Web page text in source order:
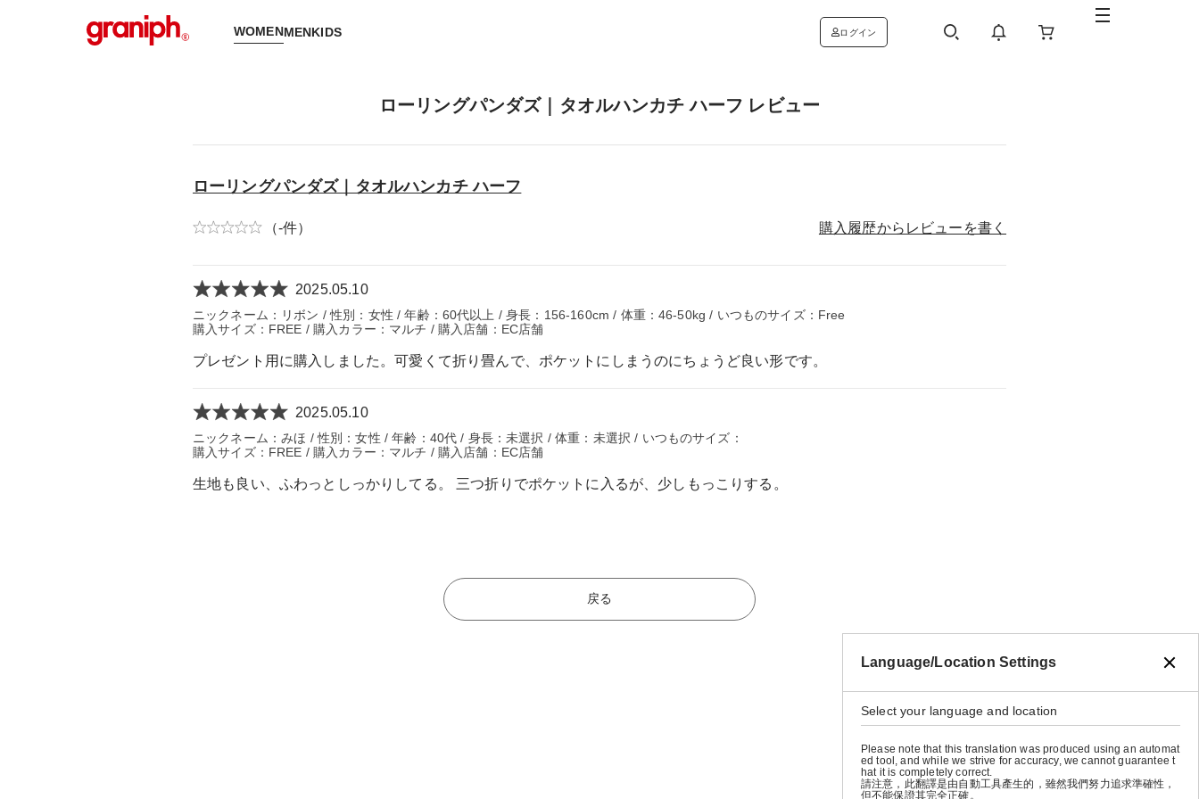
WOMENMENKIDS ログイン
ローリングパンダズ｜タオルハンカチ ハーフ レビュー
ローリングパンダズ｜タオルハンカチ ハーフ
（-件） 購入履歴からレビューを書く
2025.05.10
ニックネーム：リボン / 性別：女性 / 年齢：60代以上 / 身長：156-160cm / 体重：46-50kg / いつものサイズ：Free
購入サイズ：FREE / 購入カラー：マルチ / 購入店舗：EC店舗
プレゼント用に購入しました。可愛くて折り畳んで、ポケットにしまうのにちょうど良い形です。
2025.05.10
ニックネーム：みほ / 性別：女性 / 年齢：40代 / 身長：未選択 / 体重：未選択 / いつものサイズ：
購入サイズ：FREE / 購入カラー：マルチ / 購入店舗：EC店舗
生地も良い、ふわっとしっかりしてる。 三つ折りでポケットに入るが、少しもっこりする。
戻る
Language/Location Settings
Select your language and location
Please note that this translation was produced using an automat
ed tool, and while we strive for accuracy, we cannot guarantee t
hat it is completely correct.
請注意，此翻譯是由自動工具產生的，雖然我們努力追求準確性，
但不能保證其完全正確。